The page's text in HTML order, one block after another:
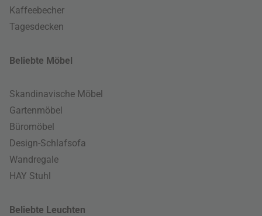
Kaffeebecher
Tagesdecken
Beliebte Möbel
Skandinavische Möbel
Gartenmöbel
Büromöbel
Design-Schlafsofa
Wandregale
HAY Stuhl
Beliebte Leuchten